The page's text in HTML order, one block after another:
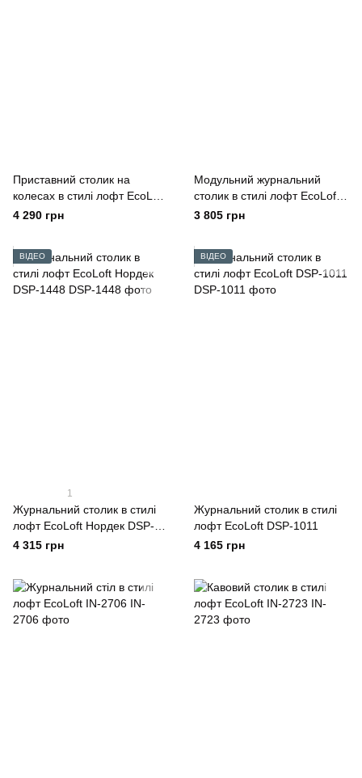
Приставний столик на
колесах в стилі лофт EcoLoft
Флауто DSP-1417
4 290 грн
Модульний журнальний
столик в стилі лофт EcoLoft
Duet DSP-1109
3 805 грн
ВІДЕО
1
Журнальний столик в стилі
лофт EcoLoft Нордек DSP-
1448
4 315 грн
ВІДЕО
Журнальний столик в стилі
лофт EcoLoft DSP-1011
4 165 грн